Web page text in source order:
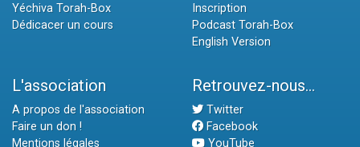
Yéchiva Torah-Box
Dédicacer un cours
Inscription
Podcast Torah-Box
English Version
L'association
A propos de l'association
Faire un don !
Mentions légales
Retrouvez-nous...
Twitter
Facebook
YouTube